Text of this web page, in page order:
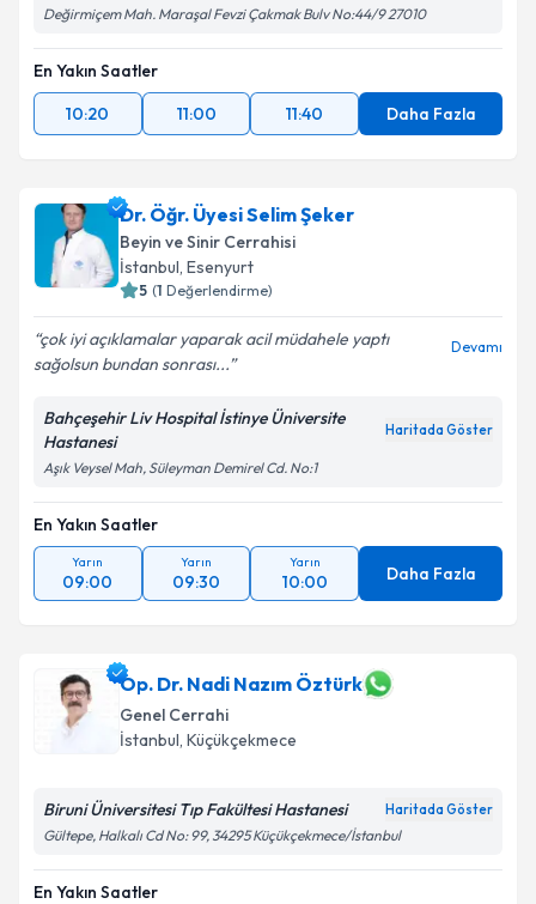
Değirmiçem Mah. Maraşal Fevzi Çakmak Bulv No:44/9 27010
En Yakın Saatler
10:20
11:00 11:40 Daha Fazla
Dr. Öğr. Üyesi Selim Şeker
Beyin ve Sinir Cerrahisi
İstanbul, Esenyurt
5 (1 Değerlendirme)
çok iyi açıklamalar yaparak acil müdahele yaptı
sağolsun bundan sonrası...
Devamı
Bahçeşehir Liv Hospital İstinye Üniversite
Hastanesi
Haritada Göster
Aşık Veysel Mah, Süleyman Demirel Cd. No:1
En Yakın Saatler
Yarın
09:00
Yarın
09:30
Yarın
10:00 Daha Fazla
Op. Dr. Nadi Nazım Öztürk
Genel Cerrahi
İstanbul, Küçükçekmece
Biruni Üniversitesi Tıp Fakültesi Hastanesi Haritada Göster
Gültepe, Halkalı Cd No: 99, 34295 Küçükçekmece/İstanbul
En Yakın Saatler